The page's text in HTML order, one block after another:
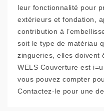
leur fonctionnalité pour
extérieurs et fondation,
contribution à
soit le type de matériau
zingueries, elles doivent
WELS Couverture est
vous pouvez compter
Contactez-le pour une